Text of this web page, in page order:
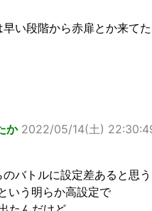
い段階から赤扉とか来て
か 2022/05/14(土)
バトルに設定差あると思う
いう明らか高設定で